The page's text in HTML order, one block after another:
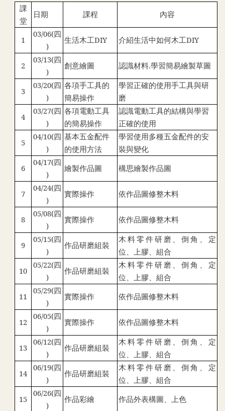
課
堂
日期 課程 內容
1
03/06(四
)
生活木工DIY 介紹生活中如何木工DIY
2
03/13(四
)
創意繪圖 認識材料.學習簡易繪製草圖
3
03/20(四
)
各項手工具的
簡易操作
學習正確的使用手工具與研
磨
4
03/27(四
)
各項電動工具
的簡易操作
認識電動工具的結構與學習
正確的使用
5
04/10(四
)
基本五金配件
的使用方法
學習使用多種五金配件的安
裝與變化
6
04/17(四
)
繪製作品圖 構思繪製作品圖
7
04/24(四
)
實際操作 依作品圖修整木料
8
05/08(四
)
實際操作 依作品圖修整木料
9
05/15(四
)
作品研磨組裝
木料零件研磨、倒角、定
位、上膠、組合
10
05/22(四
)
作品研磨組裝
木料零件研磨、倒角、定
位、上膠、組合
11
05/29(四
)
實際操作 依作品圖修整木料
12
06/05(四
)
實際操作 依作品圖修整木料
13
06/12(四
)
作品研磨組裝
木料零件研磨、倒角、定
位、上膠、組合
14
06/19(四
)
作品研磨組裝
木料零件研磨、倒角、定
位、上膠、組合
15
06/26(四
)
作品彩繪 作品外表構圖、上色